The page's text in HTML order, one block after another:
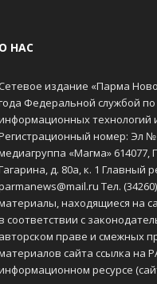
О НАС
издание «Парма
Федеральной службой
технологий
номер: Эл
«Магма» 614077,
д. 80а, к. 1 Главный
Тел.
находящиеся на
соответствии с
авторском праве и смежных
сайта ссылка на
ресурсе